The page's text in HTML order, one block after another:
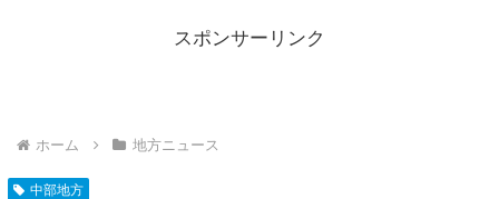
スポンサーリンク
ホーム 地方ニュース
中部地方